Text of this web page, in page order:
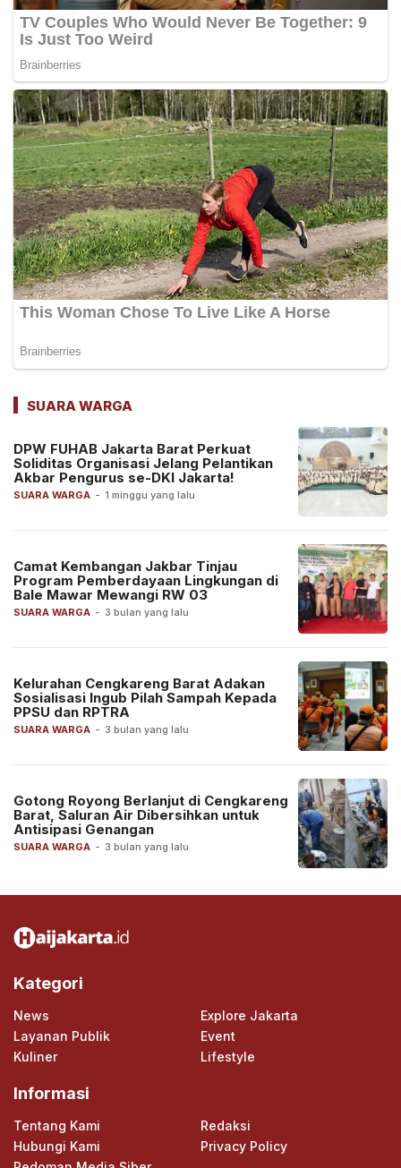
SUARA WARGA
SUARA WARGA - 1 minggu yang lalu
DPW FUHAB Jakarta Barat Perkuat
Soliditas Organisasi Jelang Pelantikan
Akbar Pengurus se-DKI Jakarta!
SUARA WARGA - 3 bulan yang lalu
Camat Kembangan Jakbar Tinjau
Program Pemberdayaan Lingkungan di
Bale Mawar Mewangi RW 03
SUARA WARGA - 3 bulan yang lalu
Kelurahan Cengkareng Barat Adakan
Sosialisasi Ingub Pilah Sampah Kepada
PPSU dan RPTRA
SUARA WARGA - 3 bulan yang lalu
Gotong Royong Berlanjut di Cengkareng
Barat, Saluran Air Dibersihkan untuk
Antisipasi Genangan
Kategori
News
Explore Jakarta
Layanan Publik
Event
Kuliner
Lifestyle
Informasi
Tentang Kami
Redaksi
Hubungi Kami
Privacy Policy